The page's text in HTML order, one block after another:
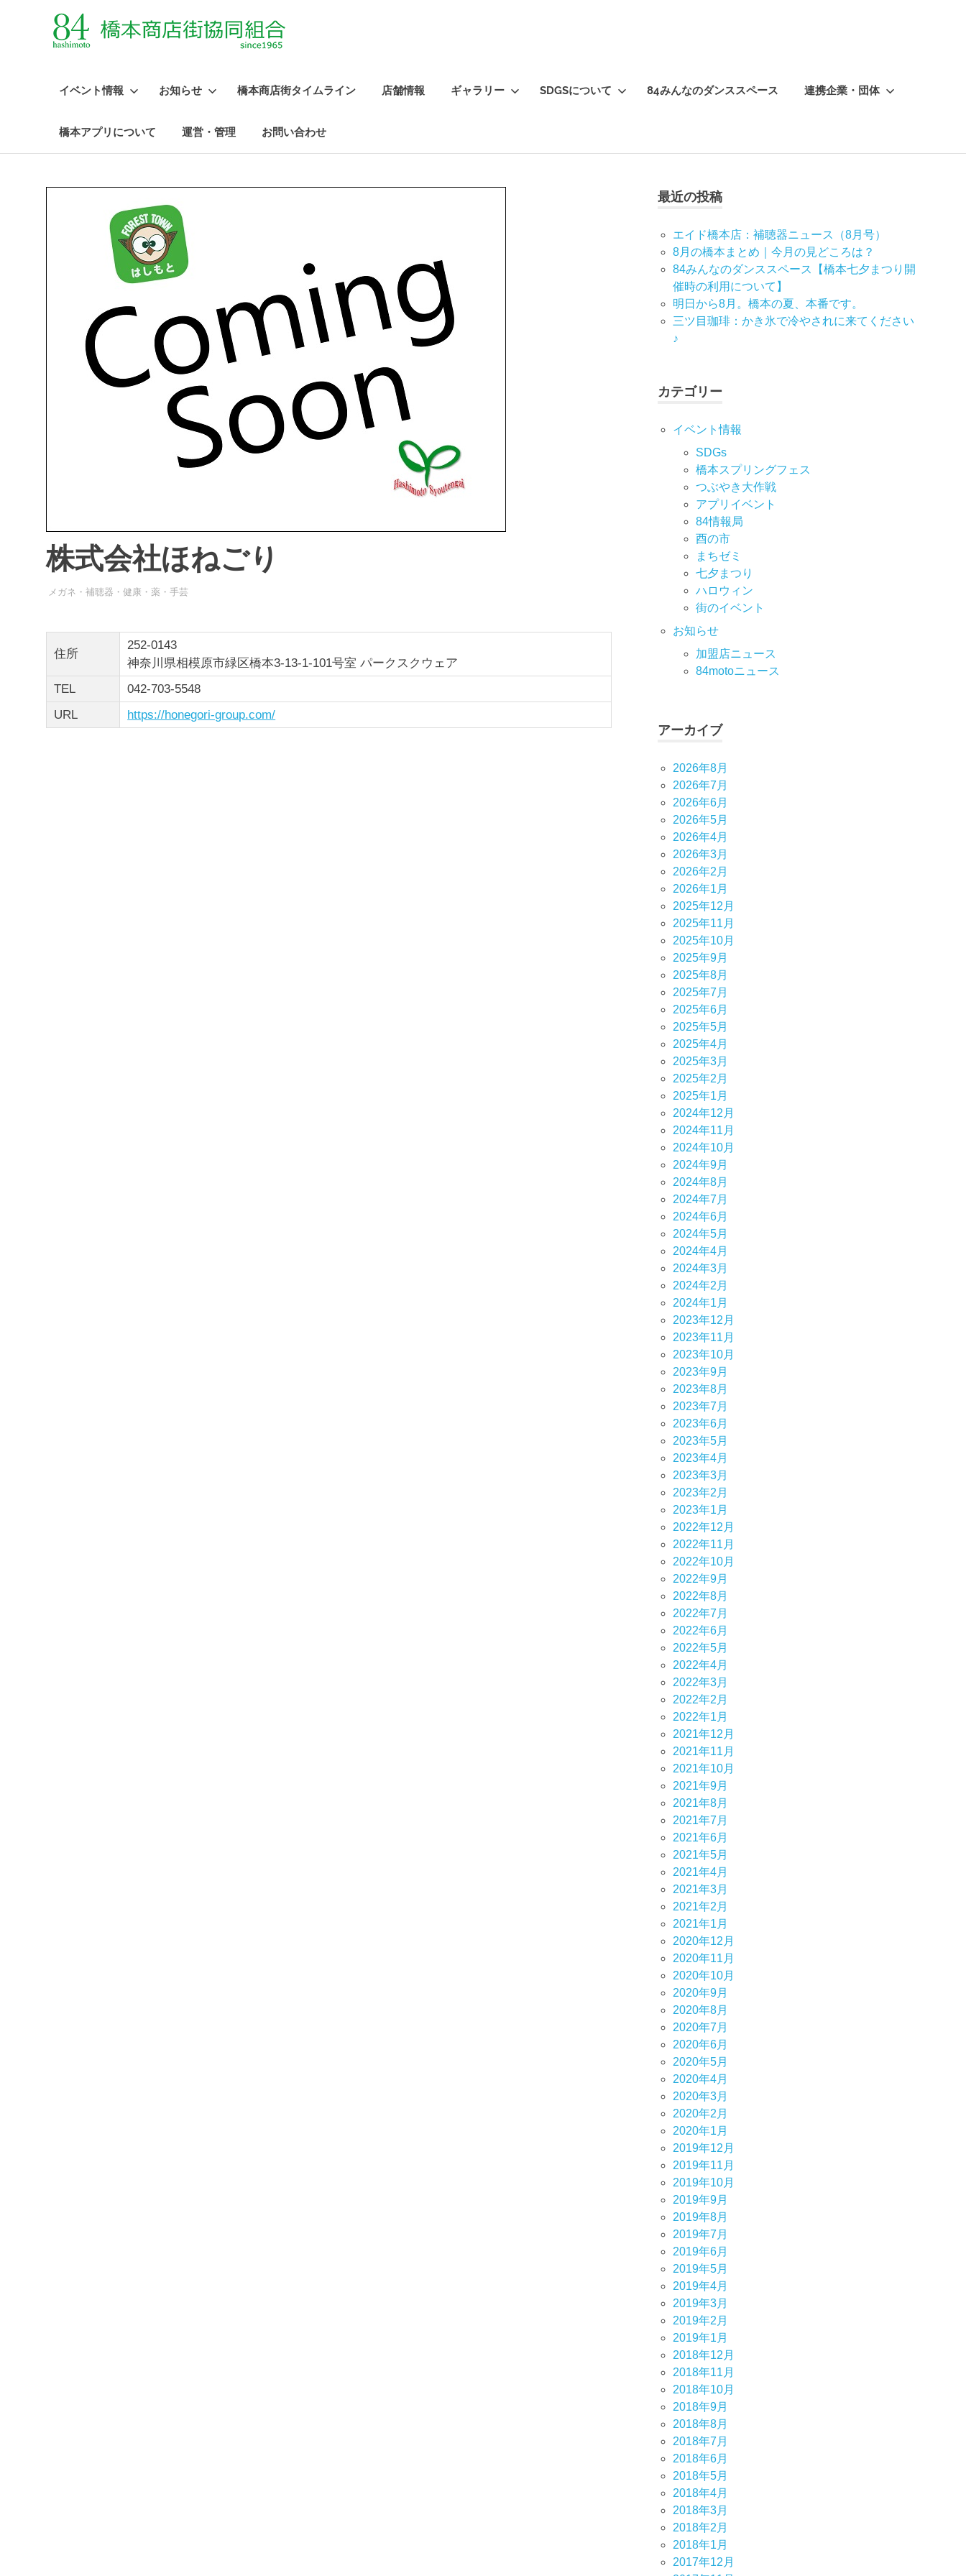
イベント情報 お知らせ 橋本商店街タイムライン 店舗情報 ギャラリー SDGSについて 84みんなのダンススペース 連携企業・団体
橋本アプリについて 運営・管理 お問い合わせ
株式会社ほねごり
メガネ・補聴器・健康・薬・手芸
住所
252-0143
神奈川県相模原市緑区橋本3-13-1-101号室 パークスクウェア
TEL
042-703-5548
URL
https://honegori-group.com/
最近の投稿
エイド橋本店：補聴器ニュース（8月号）
8月の橋本まとめ｜今月の見どころは？
84みんなのダンススペース【橋本七夕まつり開
催時の利用について】
明日から8月。橋本の夏、本番です。
三ツ目珈琲：かき氷で冷やされに来てください
♪
カテゴリー
イベント情報
SDGs
橋本スプリングフェス
つぶやき大作戦
アプリイベント
84情報局
酉の市
まちゼミ
七⼣まつり
ハロウィン
街のイベント
お知らせ
加盟店ニュース
84motoニュース
アーカイブ
2026年8月
2026年7月
2026年6月
2026年5月
2026年4月
2026年3月
2026年2月
2026年1月
2025年12月
2025年11月
2025年10月
2025年9月
2025年8月
2025年7月
2025年6月
2025年5月
2025年4月
2025年3月
2025年2月
2025年1月
2024年12月
2024年11月
2024年10月
2024年9月
2024年8月
2024年7月
2024年6月
2024年5月
2024年4月
2024年3月
2024年2月
2024年1月
2023年12月
2023年11月
2023年10月
2023年9月
2023年8月
2023年7月
2023年6月
2023年5月
2023年4月
2023年3月
2023年2月
2023年1月
2022年12月
2022年11月
2022年10月
2022年9月
2022年8月
2022年7月
2022年6月
2022年5月
2022年4月
2022年3月
2022年2月
2022年1月
2021年12月
2021年11月
2021年10月
2021年9月
2021年8月
2021年7月
2021年6月
2021年5月
2021年4月
2021年3月
2021年2月
2021年1月
2020年12月
2020年11月
2020年10月
2020年9月
2020年8月
2020年7月
2020年6月
2020年5月
2020年4月
2020年3月
2020年2月
2020年1月
2019年12月
2019年11月
2019年10月
2019年9月
2019年8月
2019年7月
2019年6月
2019年5月
2019年4月
2019年3月
2019年2月
2019年1月
2018年12月
2018年11月
2018年10月
2018年9月
2018年8月
2018年7月
2018年6月
2018年5月
2018年4月
2018年3月
2018年2月
2018年1月
2017年12月